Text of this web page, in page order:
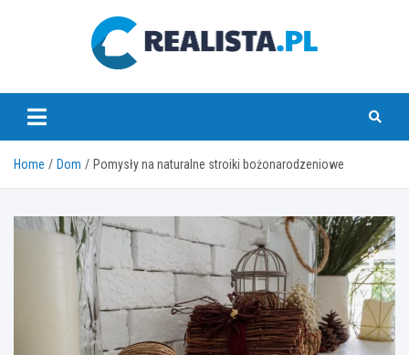
realista.pl
Home Dom Pomysły na naturalne stroiki bożonarodzeniowe